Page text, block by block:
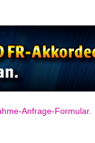
Anfrage-Formular.